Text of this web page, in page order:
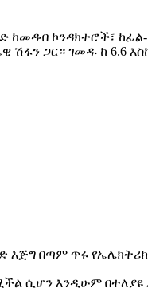
ከመዳብ ኮንዳክተሮች፣
ሽፋን ጋር። ገመዱ ከ
እጅግ በጣም ጥሩ
ሲሆን እንዲሁም